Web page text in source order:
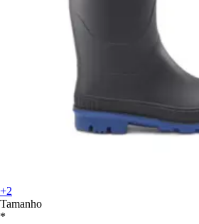
+2
Tamanho
*